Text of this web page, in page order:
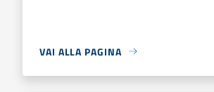
VAI ALLA PAGINA